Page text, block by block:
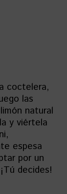
coctelera,
las
natural
y viértela
espesa
por un
decides!